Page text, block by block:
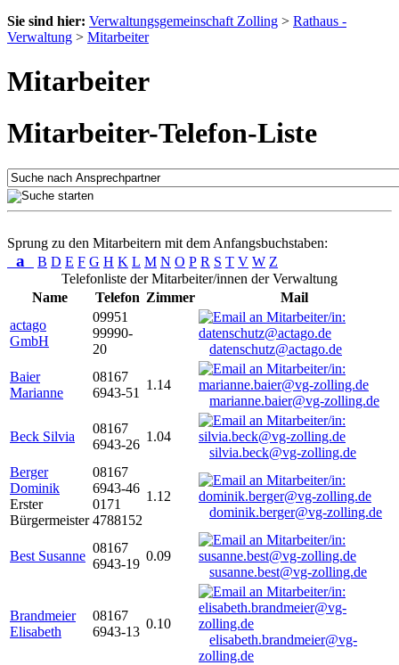
Sie sind hier: Verwaltungsgemeinschaft Zolling > Rathaus -
Verwaltung > Mitarbeiter
Mitarbeiter
Mitarbeiter-Telefon-Liste
Sprung zu den Mitarbeitern mit dem Anfangsbuchstaben:
a B D E F G H K L M N O P R S T V W Z
Telefonliste der Mitarbeiter/innen der Verwaltung
Name
Telefon Zimmer
Mail
actago
GmbH
09951
99990-
20
datenschutz@actago.de
Baier
Marianne
08167
6943-51
1.14
marianne.baier@vg-zolling.de
Beck Silvia
08167
6943-26
1.04
silvia.beck@vg-zolling.de
Berger
Dominik
Erster
Bürgermeister
08167
6943-46
0171
4788152
1.12
dominik.berger@vg-zolling.de
Best Susanne
08167
6943-19
0.09
susanne.best@vg-zolling.de
Brandmeier
Elisabeth
08167
6943-13
0.10
elisabeth.brandmeier@vg-
zolling.de